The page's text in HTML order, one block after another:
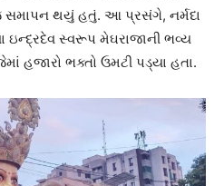
સમાપન થયું હતું. આ પ્રસંગે, નર્મદા
ઇન્દ્રદેવ સ્વરૂપ મેઘરાજાની ભવ્ય
હજારો ભક્તો ઉમટી પડ્યા હતા.